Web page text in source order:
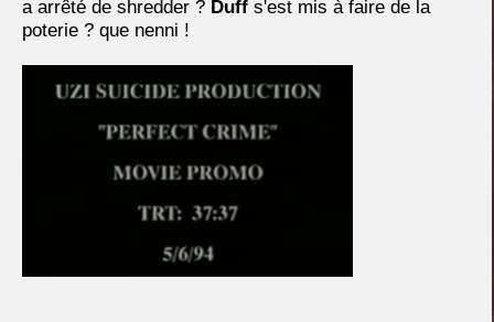
a arrêté de shredder ? Duff s'est mis à faire de la
poterie ? que nenni !